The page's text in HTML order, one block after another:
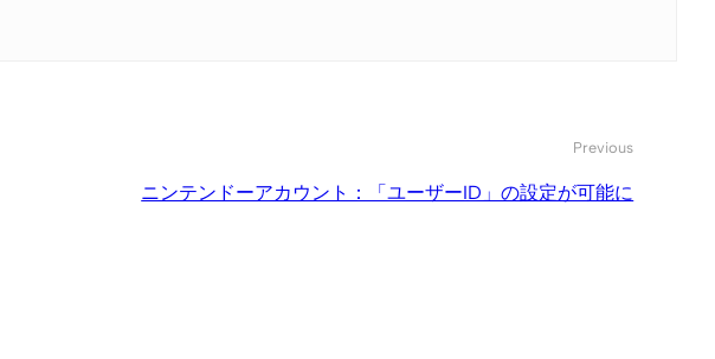
Previous
ニンテンドーアカウント：「ユーザーID」の設定が可能に